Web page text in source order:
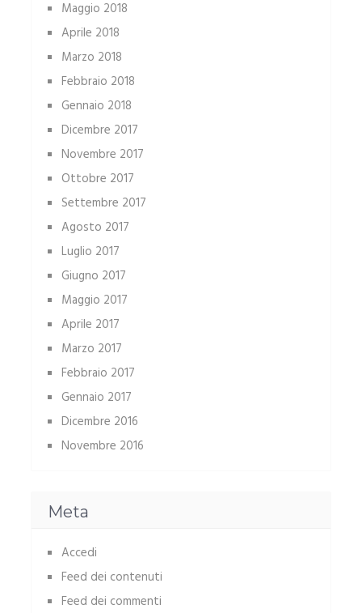
Maggio 2018
Aprile 2018
Marzo 2018
Febbraio 2018
Gennaio 2018
Dicembre 2017
Novembre 2017
Ottobre 2017
Settembre 2017
Agosto 2017
Luglio 2017
Giugno 2017
Maggio 2017
Aprile 2017
Marzo 2017
Febbraio 2017
Gennaio 2017
Dicembre 2016
Novembre 2016
Meta
Accedi
Feed dei contenuti
Feed dei commenti